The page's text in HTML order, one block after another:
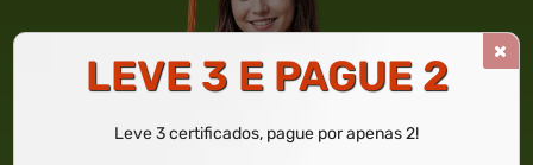
LEVE 3 E PAGUE 2
Leve 3 certificados, pague por apenas 2!